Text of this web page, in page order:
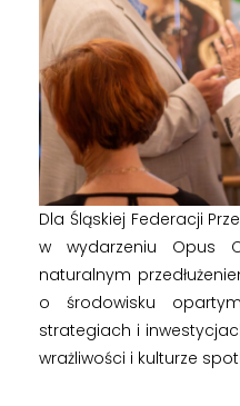
Dla Śląskiej Federacji
w wydarzeniu Opus
naturalnym
o środowisku
strategiach i
wrażliwości i kulturze